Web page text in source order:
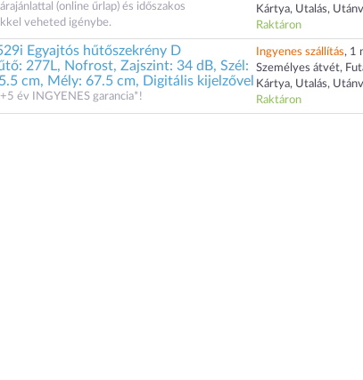
(online űrlap) és időszakos
veheted igénybe.
Kártya, Utalás,
Raktáron
Egyajtós hűtőszekrény D
277L, Nofrost, Zajszint: 34 dB, Szél:
cm, Mély: 67.5 cm, Digitális kijelzővel
év INGYENES garancia*!
Ingyenes szállítás, 1
Személyes átvét,
Kártya, Utalás,
Raktáron